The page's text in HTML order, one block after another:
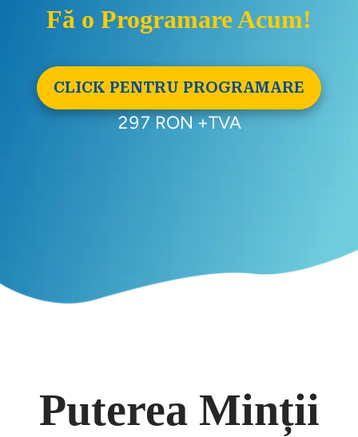
Fă o Programare Acum!
CLICK PENTRU PROGRAMARE
297 RON +TVA
Puterea Minții